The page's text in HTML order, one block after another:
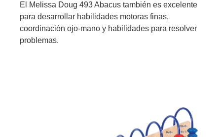
El Melissa Doug 493 Abacus también es excelente
para desarrollar habilidades motoras finas,
coordinación ojo-mano y habilidades para resolver
problemas.